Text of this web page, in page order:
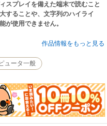
スプレイを備えた端末で読むこと
することや、文字列のハイライ
が使用できません。
集に適したソフトです。デジタル
よりも暗く写ってしまった写真を
て合成写真を作成したりすること
Elementsの最新バージョン
、写真の整理や編集の操作手順を
を行うレッスンの冒頭には、編集
べて掲載しているので、どんな編
作品情報をもっと見る
ュータ一般